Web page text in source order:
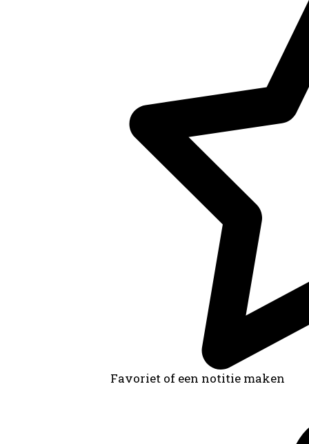
Favoriet of een notitie maken